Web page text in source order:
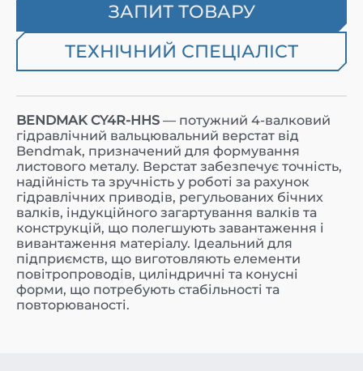
ЗАПИТ ТОВАРУ
ТЕХНІЧНИЙ СПЕЦІАЛІСТ
BENDMAK CY4R-HHS — потужний 4-валковий
гідравлічний вальцювальний верстат від
Bendmak, призначений для формування
листового металу. Верстат забезпечує точність,
надійність та зручність у роботі за рахунок
гідравлічних приводів, регульованих бічних
валків, індукційного загартування валків та
конструкцій, що полегшують завантаження і
вивантаження матеріалу. Ідеальний для
підприємств, що виготовляють елементи
повітропроводів, циліндричні та конусні
форми, що потребують стабільності та
повторюваності.